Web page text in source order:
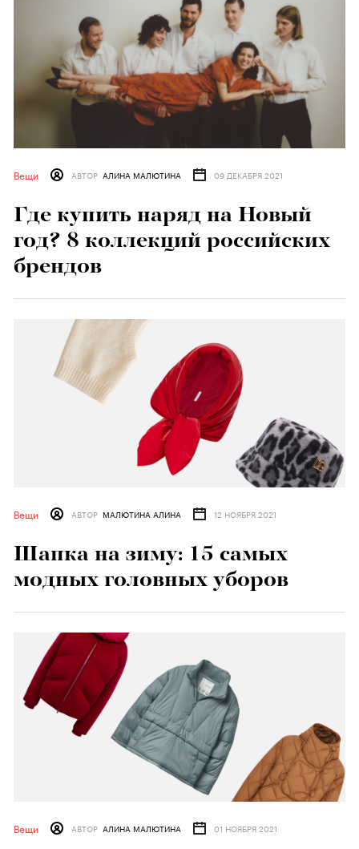
Вещи АВТОР АЛИНА МАЛЮТИНА 09 ДЕКАБРЯ 2021
Где купить наряд на Новый
год? 8 коллекций российских
брендов
Вещи АВТОР МАЛЮТИНА АЛИНА 12 НОЯБРЯ 2021
Шапка на зиму: 15 самых
модных головных уборов
Вещи АВТОР АЛИНА МАЛЮТИНА 01 НОЯБРЯ 2021